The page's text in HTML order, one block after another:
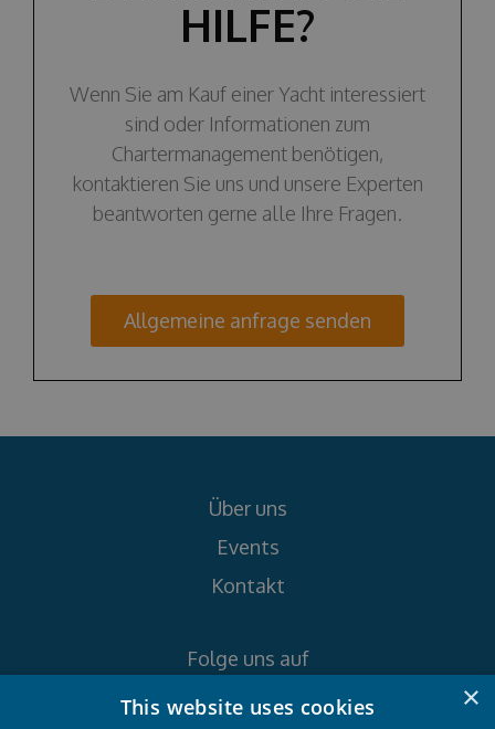
HILFE?
Wenn Sie am Kauf einer Yacht interessiert
sind oder Informationen zum
Chartermanagement benötigen,
kontaktieren Sie uns und unsere Experten
beantworten gerne alle Ihre Fragen.
Allgemeine anfrage senden
Über uns
Events
Kontakt
Folge uns auf
×
This website uses cookies